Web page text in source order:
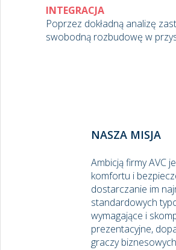
INTEGRACJA
Poprzez dokładną analizę
swobodną rozbudowę w
NASZA MISJA
Ambicją firmy AVC
komfortu i
dostarczanie im
standardowych
wymagające i
prezentacyjne,
graczy